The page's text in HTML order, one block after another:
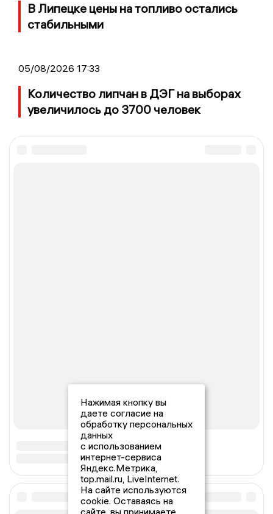
В Липецке цены на топливо остались
стабильными
05/08/2026 17:33
Количество липчан в ДЭГ на выборах
увеличилось до 3700 человек
Нажимая кнопку вы
даете согласие на
обработку персональных
данных
с использованием
интернет-сервиса
Яндекс.Метрика,
top.mail.ru, LiveInternet.
На сайте используются
cookie. Оставаясь на
сайте, вы принимаете